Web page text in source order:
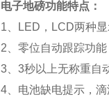
电子地磅功能特点：
1、LED，LCD两种显
2、零位自动跟踪功
3、3秒以上无称重自
4、电池缺电提示，滴